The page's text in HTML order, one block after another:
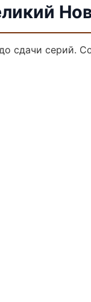
сдачи серий.